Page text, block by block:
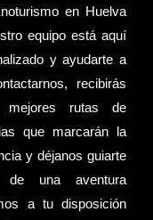
en Huelva
equipo está aquí
y ayudarte a
recibirás
mejores rutas de
que marcarán la
y déjanos guiarte
una aventura
a tu disposición